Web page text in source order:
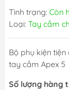
Tình trạng: Còn
Loại: Tay cầm
Bộ phụ kiện
tay cầm Apex 5
Số lượng hàng